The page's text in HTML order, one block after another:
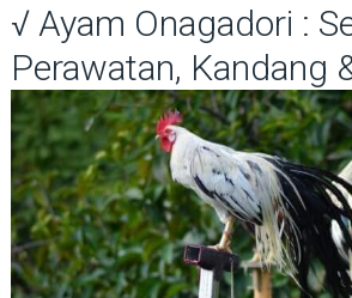
√ Ayam Onagadori :
Perawatan, Kandang